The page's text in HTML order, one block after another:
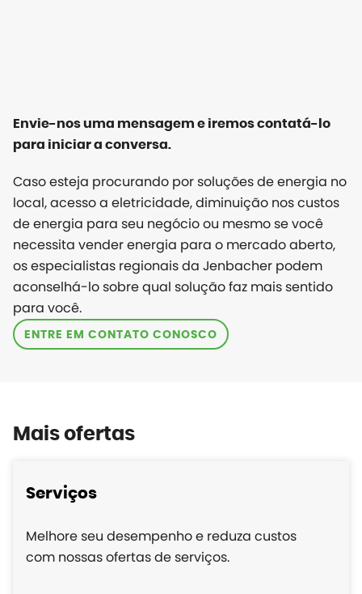
Envie-nos uma mensagem e iremos contatá-lo
para iniciar a conversa.
Caso esteja procurando por soluções de energia no
local, acesso a eletricidade, diminuição nos custos
de energia para seu negócio ou mesmo se você
necessita vender energia para o mercado aberto,
os especialistas regionais da Jenbacher podem
aconselhá-lo sobre qual solução faz mais sentido
para você.
ENTRE EM CONTATO CONOSCO
Mais ofertas
Serviços
Melhore seu desempenho e reduza custos
com nossas ofertas de serviços.